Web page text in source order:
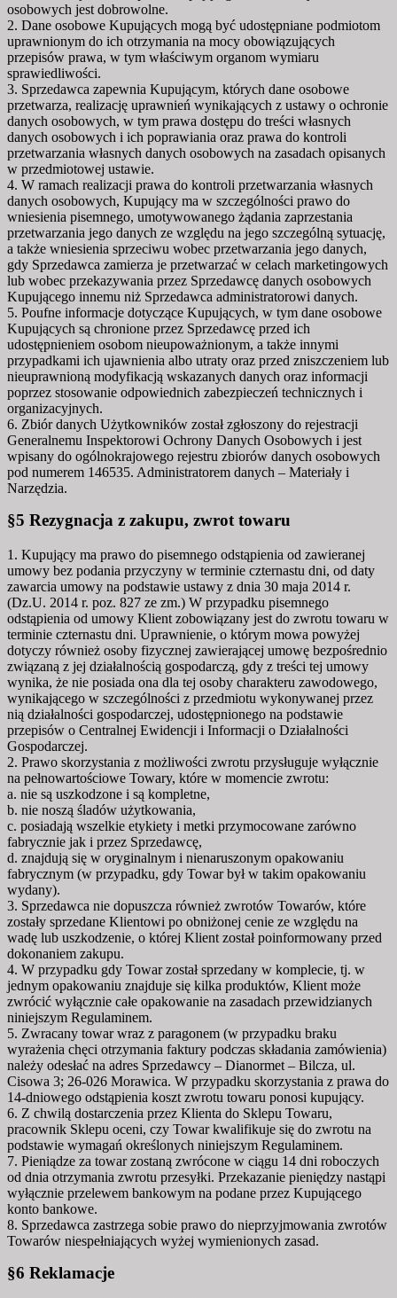
osobowych jest dobrowolne.
2. Dane osobowe Kupujących mogą być udostępniane podmiotom
uprawnionym do ich otrzymania na mocy obowiązujących
przepisów prawa, w tym właściwym organom wymiaru
sprawiedliwości.
3. Sprzedawca zapewnia Kupującym, których dane osobowe
przetwarza, realizację uprawnień wynikających z ustawy o ochronie
danych osobowych, w tym prawa dostępu do treści własnych
danych osobowych i ich poprawiania oraz prawa do kontroli
przetwarzania własnych danych osobowych na zasadach opisanych
w przedmiotowej ustawie.
4. W ramach realizacji prawa do kontroli przetwarzania własnych
danych osobowych, Kupujący ma w szczególności prawo do
wniesienia pisemnego, umotywowanego żądania zaprzestania
przetwarzania jego danych ze względu na jego szczególną sytuację,
a także wniesienia sprzeciwu wobec przetwarzania jego danych,
gdy Sprzedawca zamierza je przetwarzać w celach marketingowych
lub wobec przekazywania przez Sprzedawcę danych osobowych
Kupującego innemu niż Sprzedawca administratorowi danych.
5. Poufne informacje dotyczące Kupujących, w tym dane osobowe
Kupujących są chronione przez Sprzedawcę przed ich
udostępnieniem osobom nieupoważnionym, a także innymi
przypadkami ich ujawnienia albo utraty oraz przed zniszczeniem lub
nieuprawnioną modyfikacją wskazanych danych oraz informacji
poprzez stosowanie odpowiednich zabezpieczeń technicznych i
organizacyjnych.
6. Zbiór danych Użytkowników został zgłoszony do rejestracji
Generalnemu Inspektorowi Ochrony Danych Osobowych i jest
wpisany do ogólnokrajowego rejestru zbiorów danych osobowych
pod numerem 146535. Administratorem danych – Materiały i
Narzędzia.
§5 Rezygnacja z zakupu, zwrot towaru
1. Kupujący ma prawo do pisemnego odstąpienia od zawieranej
umowy bez podania przyczyny w terminie czternastu dni, od daty
zawarcia umowy na podstawie ustawy z dnia 30 maja 2014 r.
(Dz.U. 2014 r. poz. 827 ze zm.) W przypadku pisemnego
odstąpienia od umowy Klient zobowiązany jest do zwrotu towaru w
terminie czternastu dni. Uprawnienie, o którym mowa powyżej
dotyczy również osoby fizycznej zawierającej umowę bezpośrednio
związaną z jej działalnością gospodarczą, gdy z treści tej umowy
wynika, że nie posiada ona dla tej osoby charakteru zawodowego,
wynikającego w szczególności z przedmiotu wykonywanej przez
nią działalności gospodarczej, udostępnionego na podstawie
przepisów o Centralnej Ewidencji i Informacji o Działalności
Gospodarczej.
2. Prawo skorzystania z możliwości zwrotu przysługuje wyłącznie
na pełnowartościowe Towary, które w momencie zwrotu:
a. nie są uszkodzone i są kompletne,
b. nie noszą śladów użytkowania,
c. posiadają wszelkie etykiety i metki przymocowane zarówno
fabrycznie jak i przez Sprzedawcę,
d. znajdują się w oryginalnym i nienaruszonym opakowaniu
fabrycznym (w przypadku, gdy Towar był w takim opakowaniu
wydany).
3. Sprzedawca nie dopuszcza również zwrotów Towarów, które
zostały sprzedane Klientowi po obniżonej cenie ze względu na
wadę lub uszkodzenie, o której Klient został poinformowany przed
dokonaniem zakupu.
4. W przypadku gdy Towar został sprzedany w komplecie, tj. w
jednym opakowaniu znajduje się kilka produktów, Klient może
zwrócić wyłącznie całe opakowanie na zasadach przewidzianych
niniejszym Regulaminem.
5. Zwracany towar wraz z paragonem (w przypadku braku
wyrażenia chęci otrzymania faktury podczas składania zamówienia)
należy odesłać na adres Sprzedawcy – Dianormet – Bilcza, ul.
Cisowa 3; 26-026 Morawica. W przypadku skorzystania z prawa do
14-dniowego odstąpienia koszt zwrotu towaru ponosi kupujący.
6. Z chwilą dostarczenia przez Klienta do Sklepu Towaru,
pracownik Sklepu oceni, czy Towar kwalifikuje się do zwrotu na
podstawie wymagań określonych niniejszym Regulaminem.
7. Pieniądze za towar zostaną zwrócone w ciągu 14 dni roboczych
od dnia otrzymania zwrotu przesyłki. Przekazanie pieniędzy nastąpi
wyłącznie przelewem bankowym na podane przez Kupującego
konto bankowe.
8. Sprzedawca zastrzega sobie prawo do nieprzyjmowania zwrotów
Towarów niespełniających wyżej wymienionych zasad.
§6 Reklamacje